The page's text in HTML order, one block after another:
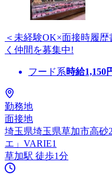
＜未経験OK×面接時履
く仲間を募集中!
フード系時給1,150
勤務地
面接地
埼玉県埼玉県草加市高砂
エ」VARIE1
草加駅 徒歩1分